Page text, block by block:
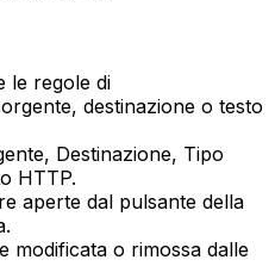
le regole di
destinazione o testo
, Destinazione, Tipo
HTTP.
aperte dal pulsante della
modificata o rimossa dalle